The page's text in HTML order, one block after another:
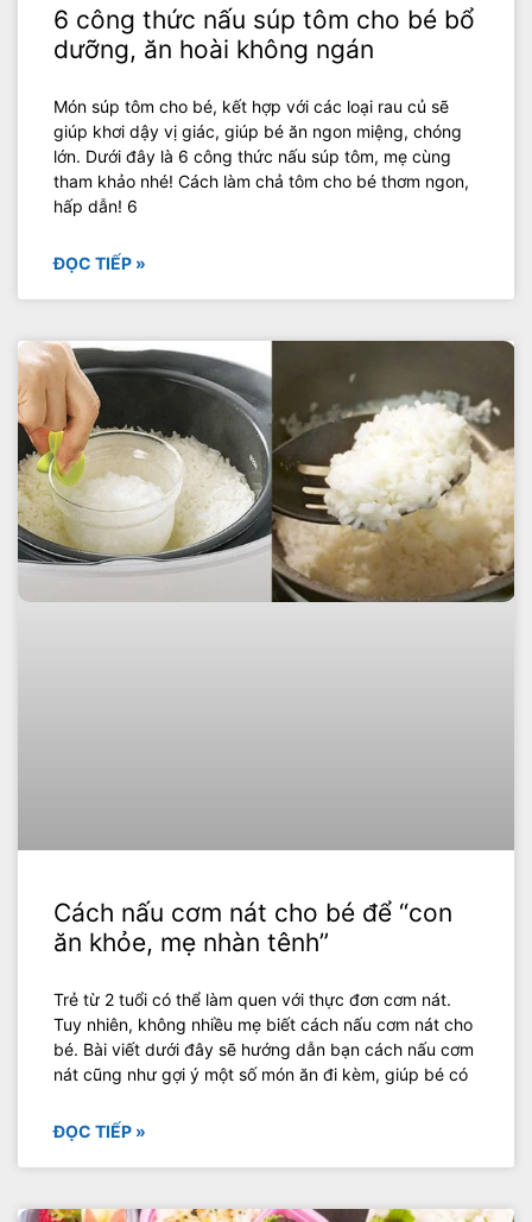
6 công thức nấu súp tôm cho bé bổ
dưỡng, ăn hoài không ngán
Món súp tôm cho bé, kết hợp với các loại rau củ sẽ
giúp khơi dậy vị giác, giúp bé ăn ngon miệng, chóng
lớn. Dưới đây là 6 công thức nấu súp tôm, mẹ cùng
tham khảo nhé! Cách làm chả tôm cho bé thơm ngon,
hấp dẫn! 6
ĐỌC TIẾP »
Cách nấu cơm nát cho bé để “con
ăn khỏe, mẹ nhàn tênh”
Trẻ từ 2 tuổi có thể làm quen với thực đơn cơm nát.
Tuy nhiên, không nhiều mẹ biết cách nấu cơm nát cho
bé. Bài viết dưới đây sẽ hướng dẫn bạn cách nấu cơm
nát cũng như gợi ý một số món ăn đi kèm, giúp bé có
ĐỌC TIẾP »